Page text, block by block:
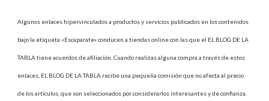
Algunos enlaces hipervinculados a productos y servicios publicados en los contenidos
bajo la etiqueta «Escaparate» conducen a tiendas online con las que el EL BLOG DE LA
TABLA tiene acuerdos de afiliación. Cuando realizas alguna compra a través de estos
enlaces, EL BLOG DE LA TABLA recibe una pequeña comisión que no afecta al precio
de los artículos, que son seleccionados por considerarlos interesantes y de confianza.